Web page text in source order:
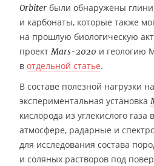
Orbiter были обнаружены
и карбонаты, которые также
на прошлую биологическую
проектMars-2020 и геологию
в отдельной статье.
В составе полезной нагрузки
экспериментальная установка
кислорода из углекислого газа
атмосфере, радарные и
для исследования состава
и соляных растворов под